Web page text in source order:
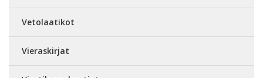
Vetolaatikot
Vieraskirjat